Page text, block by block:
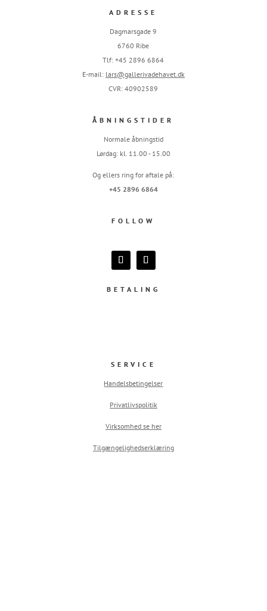
ADRESSE
Dagmarsgade 9
6760 Ribe
Tlf: +45 2896 6864
E-mail: lars@gallerivadehavet.dk
CVR: 40902589
ÅBNINGSTIDER
Normale åbningstid
Lørdag: kl. 11.00 - 15.00
Og ellers ring for aftale på:
+45 2896 6864
FOLLOW
BETALING
SERVICE
Handelsbetingelser
Privatlivspolitik
Virksomhed se her
Tilgængelighedserklæring